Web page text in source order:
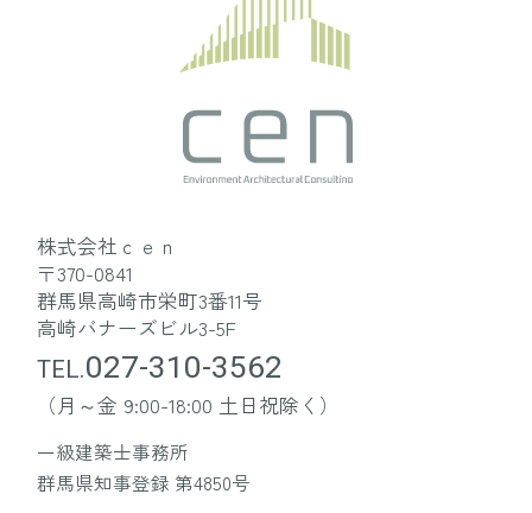
レス、ブラウザ情報、ブラウザの言
語設定等を含みます）等
お客様から当社へのお問い合わせ・
ご連絡等に関する情報等
⑸その他の情報
ご連絡等に関する情報等
6.個人情報の利用目的
当社は、次の各号による利用目的に業
務上必要な範囲で利用し、法令で定め
られている場合を除き、他の目的のた
めには利用しません。ただし、事前に
お客様の同意を得た場合はこの限りで
株式会社ｃｅｎ
〒370-0841
群馬県高崎市栄町3番11号
高崎バナーズビル3-5F
TEL.027-310-3562
（月～金 9:00-18:00 土日祝除く）
一級建築士事務所
群馬県知事登録 第4850号